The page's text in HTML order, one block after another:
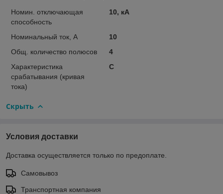
Номин. отключающая
способность
10, кА
Номинальный ток, А
10
Общ. количество полюсов
4
Характеристика
срабатывания (кривая
тока)
C
Скрыть
Условия доставки
Доставка осуществляется только по предоплате.
Самовывоз
Транспортная компания